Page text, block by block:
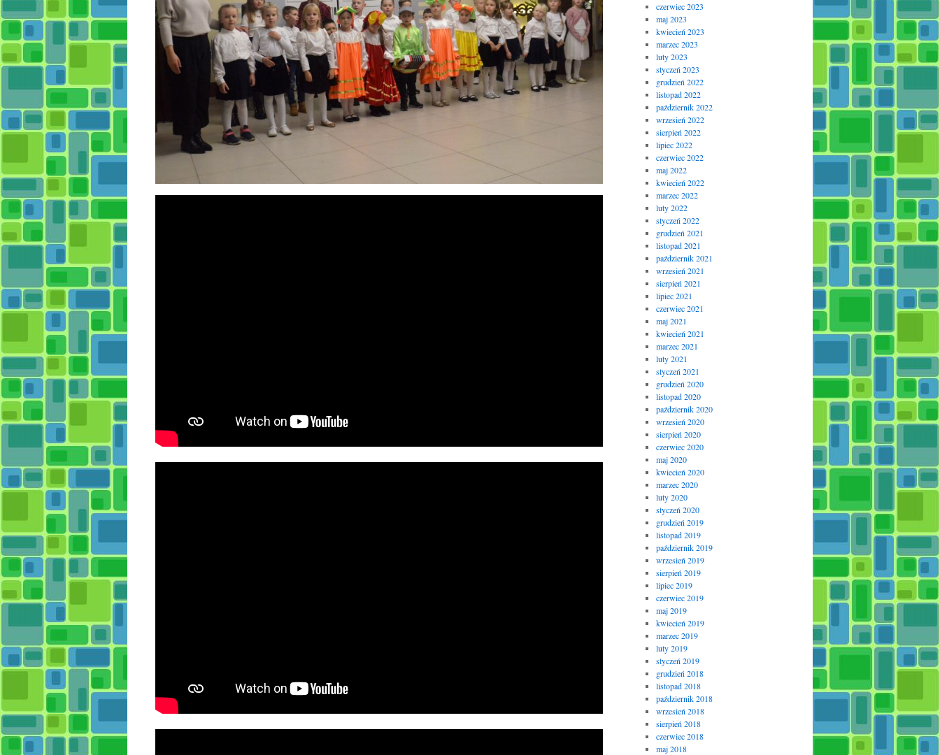
czerwiec 2023
maj 2023
kwiecień 2023
marzec 2023
luty 2023
styczeń 2023
grudzień 2022
listopad 2022
październik 2022
wrzesień 2022
sierpień 2022
lipiec 2022
czerwiec 2022
maj 2022
kwiecień 2022
marzec 2022
luty 2022
styczeń 2022
grudzień 2021
listopad 2021
październik 2021
wrzesień 2021
sierpień 2021
lipiec 2021
czerwiec 2021
maj 2021
kwiecień 2021
marzec 2021
luty 2021
styczeń 2021
grudzień 2020
listopad 2020
październik 2020
wrzesień 2020
sierpień 2020
czerwiec 2020
maj 2020
kwiecień 2020
marzec 2020
luty 2020
styczeń 2020
grudzień 2019
listopad 2019
październik 2019
wrzesień 2019
sierpień 2019
lipiec 2019
czerwiec 2019
maj 2019
kwiecień 2019
marzec 2019
luty 2019
styczeń 2019
grudzień 2018
listopad 2018
październik 2018
wrzesień 2018
sierpień 2018
czerwiec 2018
maj 2018